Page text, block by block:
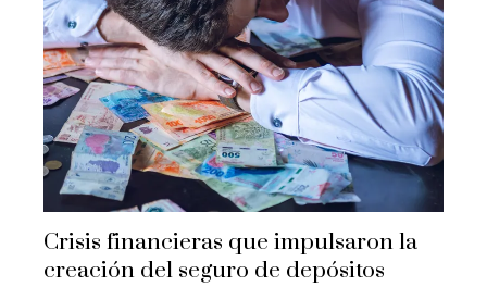
Crisis financieras que impulsaron la
creación del seguro de depósitos